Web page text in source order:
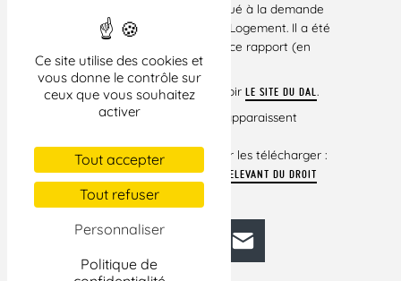
Ce site utilise des cookies et
vous donne le contrôle sur
ceux que vous souhaitez
activer
Tout accepter
Tout refuser
Personnaliser
Politique de
émanant du groupe de travail constitué à la demande
de Mme Christine Boutin, ministre du Logement. Il a été
remis le 30 janvier 2009. Téléchargez ce rapport (en
PDF)ICI.
Pour en savoir plus sur la loi Boutin, voir LE SITE DU DAL.
Si certains liens vers des documents apparaissent
article, veuillez cliquer ci-dessous pour les télécharger :
FACILITER LES DÉMARCHES DES PERSONNES RELEVANT DU DROIT
AU LOGEMENT OPPOSABLE
Facebook
BlueskyMastodonLinkedIn